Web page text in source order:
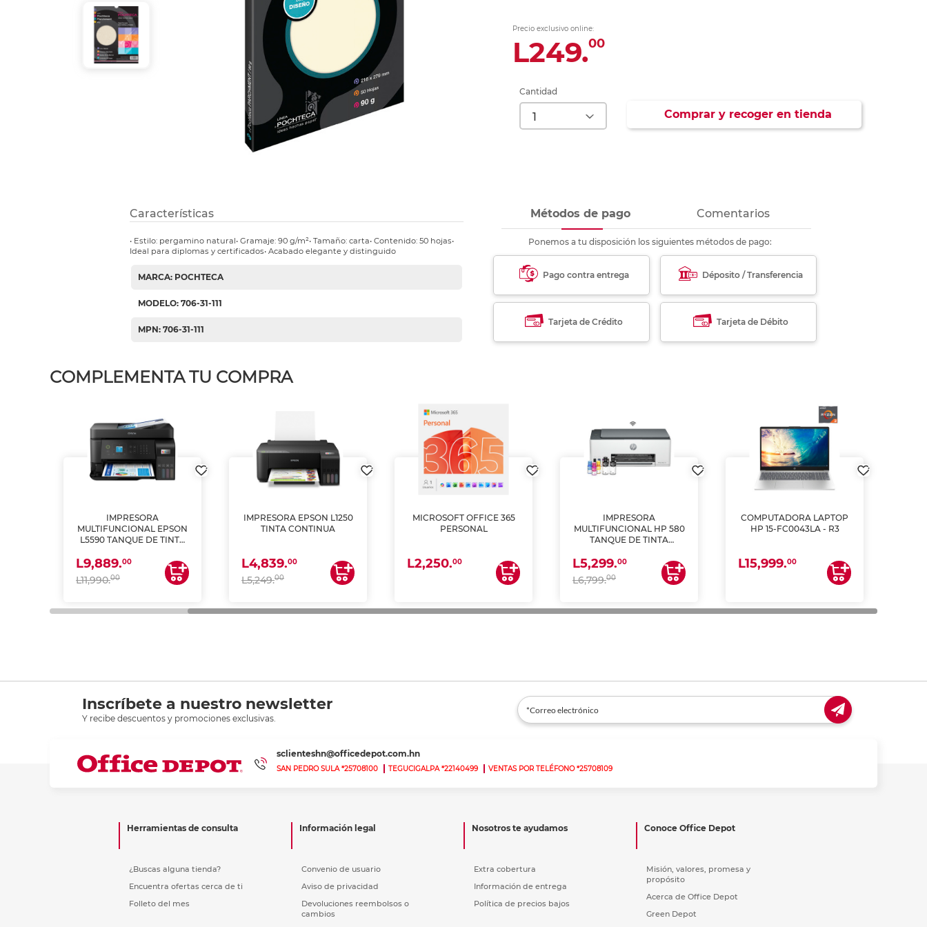
Ver más
Etiquetas inkjet y láser
Refuerzos para carpeta
Ver más
Precio exclusivo online:
L249.00
Cantidad
Comprar y recoger en tienda
Características
• Estilo: pergamino natural• Gramaje: 90 g/m²• Tamaño: carta• Contenido: 50 hojas•
Ideal para diplomas y certificados• Acabado elegante y distinguido
MARCA: POCHTECA
MODELO: 706-31-111
MPN: 706-31-111
Métodos de pago Comentarios
Ponemos a tu disposición los siguientes métodos de pago:
Pago contra entrega Déposito / Transferencia
Tarjeta de Crédito Tarjeta de Débito
COMPLEMENTA TU COMPRA
IMPRESORA
MULTIFUNCIONAL EPSON
L5590 TANQUE DE TINTA
ESCANEA)
L9,889.00
L11,990.00
IMPRESORA EPSON L1250
TINTA CONTINUA
L4,839.00
L5,249.00
MICROSOFT OFFICE 365
PERSONAL
L2,250.00
IMPRESORA
MULTIFUNCIONAL HP 580
TANQUE DE TINTA
ESCANEA)
L5,299.00
L6,799.00
COMPUTADORA LAPTOP
HP 15-FC0043LA - R3
L15,999.00
Inscríbete a nuestro newsletter
Y recibe descuentos y promociones exclusivas.
sclienteshn@officedepot.com.hn
SAN PEDRO SULA *25708100 TEGUCIGALPA *22140499 VENTAS POR TELÉFONO *25708109
Herramientas de consulta
¿Buscas alguna tienda?
Encuentra ofertas cerca de ti
Folleto del mes
Información legal
Convenio de usuario
Aviso de privacidad
Devoluciones reembolsos o
cambios
Nosotros te ayudamos
Extra cobertura
Información de entrega
Política de precios bajos
Conoce Office Depot
Misión, valores, promesa y
propósito
Acerca de Office Depot
Green Depot